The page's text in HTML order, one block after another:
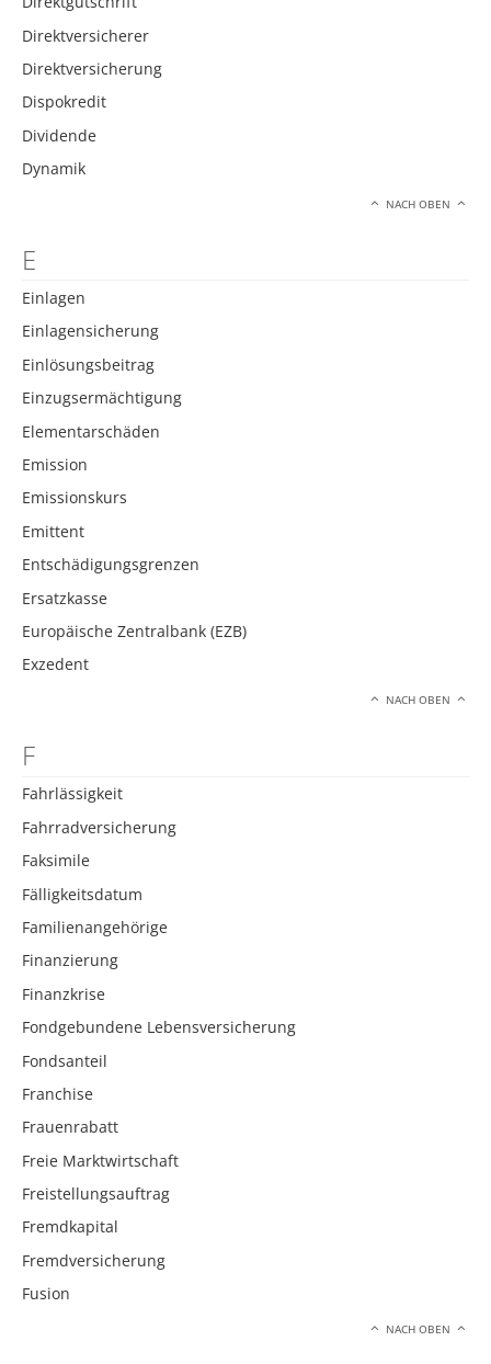
Direktversicherer
Direktversicherung
Dispokredit
Dividende
Dynamik
NACH OBEN
E
Einlagen
Einlagensicherung
Einlösungsbeitrag
Einzugsermächtigung
Elementarschäden
Emission
Emissionskurs
Emittent
Entschädigungsgrenzen
Ersatzkasse
Europäische Zentralbank (EZB)
Exzedent
NACH OBEN
F
Fahrlässigkeit
Fahrradversicherung
Faksimile
Fälligkeitsdatum
Familienangehörige
Finanzierung
Finanzkrise
Fondgebundene Lebensversicherung
Fondsanteil
Franchise
Frauenrabatt
Freie Marktwirtschaft
Freistellungsauftrag
Fremdkapital
Fremdversicherung
Fusion
NACH OBEN